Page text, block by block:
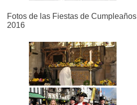
Fotos de las Fiestas de Cumpleaños
2016